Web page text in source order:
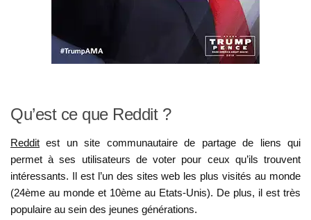
Qu’est ce que Reddit ?
Reddit est un site communautaire de partage de liens qui
permet à ses utilisateurs de voter pour ceux qu’ils trouvent
intéressants. Il est l’un des sites web les plus visités au monde
(24ème au monde et 10ème au Etats-Unis). De plus, il est très
populaire au sein des jeunes générations.